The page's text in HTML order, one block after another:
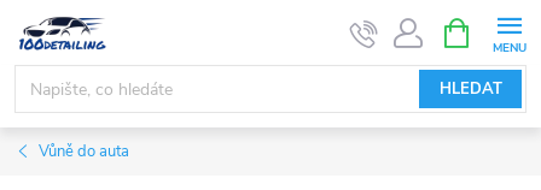
obsah
HLEDAT
NÁKUPNÍ
KOŠÍK
Vůně do auta